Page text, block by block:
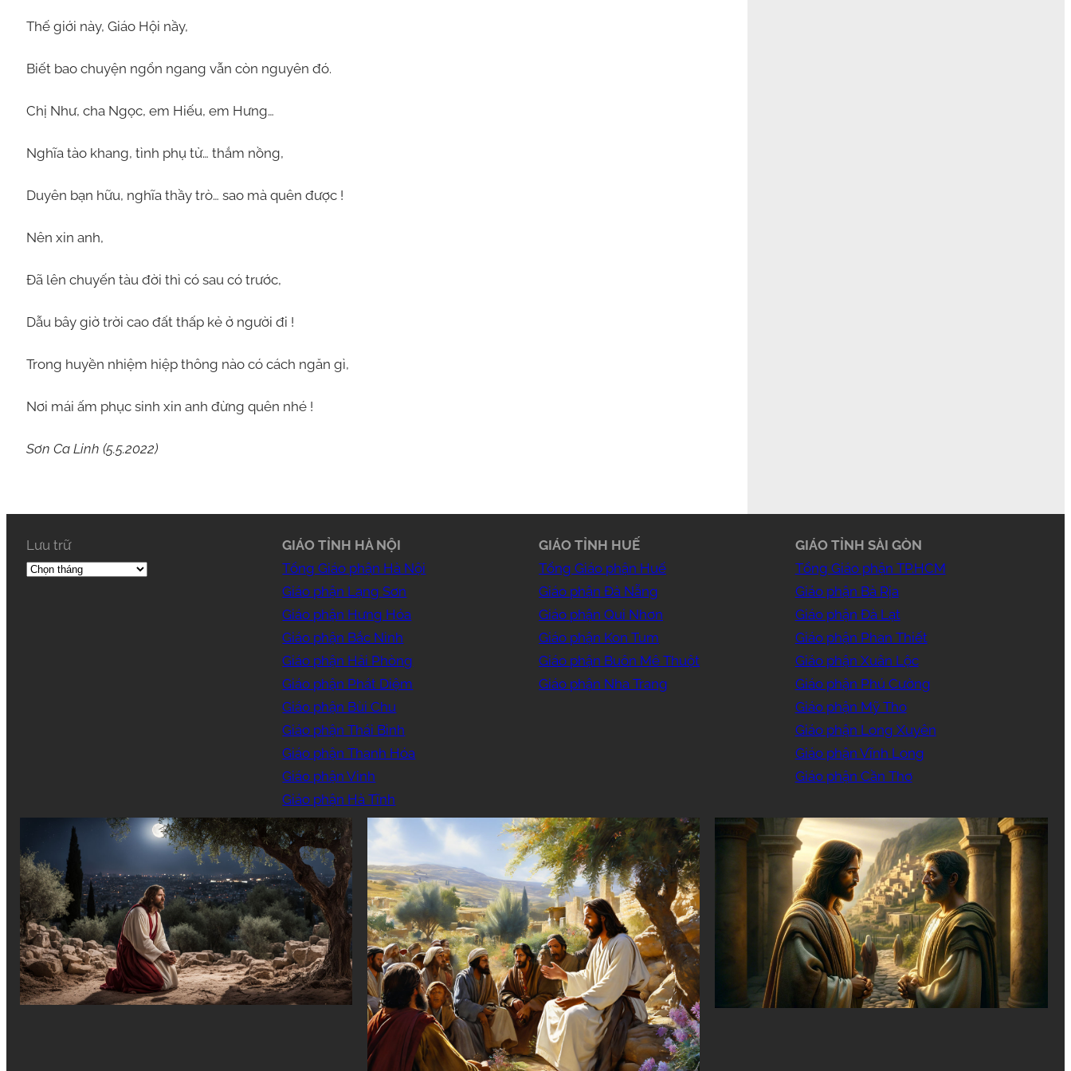
Thế giới này, Giáo Hội nầy,
Biết bao chuyện ngổn ngang vẫn còn nguyên đó.
Chị Như, cha Ngọc, em Hiếu, em Hưng…
Nghĩa tào khang, tình phụ tử… thắm nồng,
Duyên bạn hữu, nghĩa thầy trò… sao mà quên được !
Nên xin anh,
Đã lên chuyến tàu đời thì có sau có trước,
Dẫu bây giờ trời cao đất thấp kẻ ở người đi !
Trong huyền nhiệm hiệp thông nào có cách ngăn gì,
Nơi mái ấm phục sinh xin anh đừng quên nhé !
Sơn Ca Linh (5.5.2022)
Lưu trữ
GIÁO TỈNH HÀ NỘI
Tổng Giáo phận Hà Nội
Giáo phận Lạng Sơn
Giáo phận Hưng Hóa
Giáo phận Bắc Ninh
Giáo phận Hải Phòng
Giáo phận Phát Diệm
Giáo phận Bùi Chu
Giáo phận Thái Bình
Giáo phận Thanh Hóa
Giáo phận Vinh
Giáo phận Hà Tĩnh
GIÁO TỈNH HUẾ
Tổng Giáo phận Huế
Giáo phận Đà Nẵng
Giáo phận Qui Nhơn
Giáo phận Kon Tum
Giáo phận Buôn Mê Thuột
Giáo phận Nha Trang
GIÁO TỈNH SÀI GÒN
Tổng Giáo phận TP.HCM
Giáo phận Bà Rịa
Giáo phận Đà Lạt
Giáo phận Phan Thiết
Giáo phận Xuân Lộc
Giáo phận Phú Cường
Giáo phận Mỹ Tho
Giáo phận Long Xuyên
Giáo phận Vĩnh Long
Giáo phận Cần Thơ